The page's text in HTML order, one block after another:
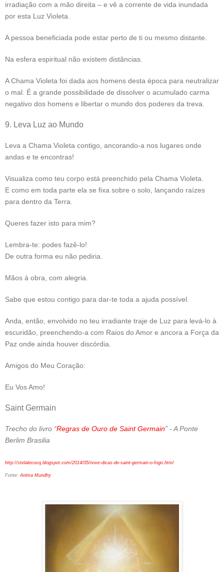
irradiação com a mão direita – e vê a corrente de vida inundada
por esta Luz Violeta.
A pessoa beneficiada pode estar perto de ti ou mesmo distante.
Na esfera espiritual não existem distâncias.
A Chama Violeta foi dada aos homens desta época para neutralizar
o mal. É a grande possibilidade de dissolver o acumulado carma
negativo dos homens e libertar o mundo dos poderes da treva.
9. Leva Luz ao Mundo
Leva a Chama Violeta contigo, ancorando-a nos lugares onde
andas e te encontras!
Visualiza como teu corpo está preenchido pela Chama Violeta.
E como em toda parte ela se fixa sobre o solo, lançando raízes
para dentro da Terra.
Queres fazer isto para mim?
Lembra-te: podes fazê-lo!
De outra forma eu não pediria.
Mãos à obra, com alegria.
Sabe que estou contigo para dar-te toda a ajuda possível.
Anda, então, envolvido no teu irradiante traje de Luz para levá-lo à
escuridão, preenchendo-a com Raios do Amor e ancora a Força da
Paz onde ainda houver discórdia.
Amigos do Meu Coração:
Eu Vos Amo!
Saint Germain
Trecho do livro “Regras de Ouro de Saint Germain” - A Ponte
Berlim Brasilia
http://stelalecocq.blogspot.com/2014/05/nove-dicas-de-saint-germain-o-fogo.html
Fonte:Anima Mundhy